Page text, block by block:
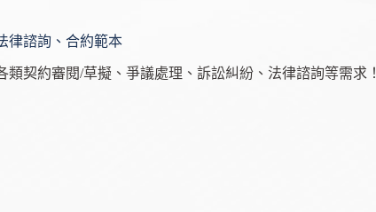
律諮詢、合約範本
類契約審閱/草擬、爭議處理、訴訟糾紛、法律諮詢等需求！